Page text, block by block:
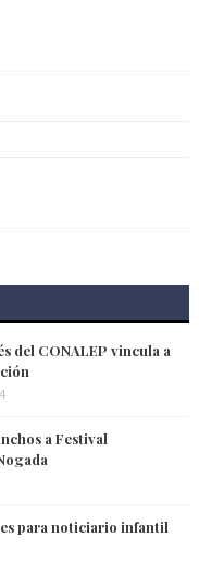
del CONALEP vincula a
a Festival
para noticiario infantil